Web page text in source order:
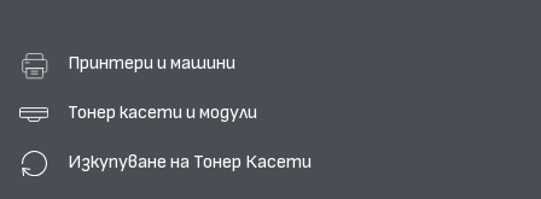
Принтери и машини
Тонер касети и модули
Изкупуване на Тонер Касети